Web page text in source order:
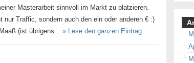
Masterarbeit sinnvoll im Markt zu platzieren.
nur Traffic, sondern auch den ein oder anderen € :)
(ist übrigens...» Lese den ganzen Eintrag